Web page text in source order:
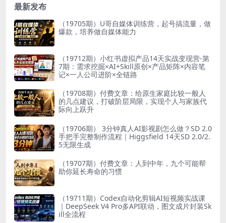
最新发布
（19705期）U哥自媒体训练营，起号搞流量，做
爆款，培养做自媒体能力
（19712期）小红书虚拟产品14天实战变现营-第
7期：需求挖掘×AI+Skill原创×产品矩阵×内容笔
记×一人公司进阶×全链路
（19708期）付费文章：给原生家庭比较一般人
的几点建议，打破阶层局限，实现个人与家族代
际向上跃升
（19706期） 3分钟真人AI影视剧怎么做？SD 2.0
手把手完整制作流程｜Higgsfield 14天SD 2.0/2.
5无限生成
（19707期）付费文章：人到中年，九个可能帮
助你延长寿命的习惯
（19711期）Codex自动化剪辑AI短视频实战课
｜DeepSeek V4 Pro多API联动，图文成片封装Sk
ill全流程